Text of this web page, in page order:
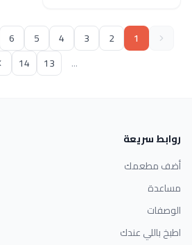
1
2
3
4
5
6
...
13
14
روابط سريعة
أضف مطعمك
مساعدة
الوصفات
اطبخ باللي عندك